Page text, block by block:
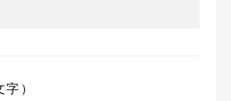
）